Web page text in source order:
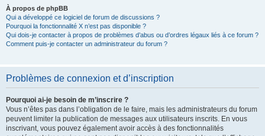
À propos de phpBB
Qui a développé ce logiciel de forum de discussions ?
Pourquoi la fonctionnalité X n’est pas disponible ?
Qui dois-je contacter à propos de problèmes d’abus ou d’ordres légaux liés à ce forum ?
Comment puis-je contacter un administrateur du forum ?
Problèmes de connexion et d’inscription
Pourquoi ai-je besoin de m’inscrire ?
Vous n’êtes pas dans l’obligation de le faire, mais les administrateurs du forum
peuvent limiter la publication de messages aux utilisateurs inscrits. En vous
inscrivant, vous pouvez également avoir accès à des fonctionnalités